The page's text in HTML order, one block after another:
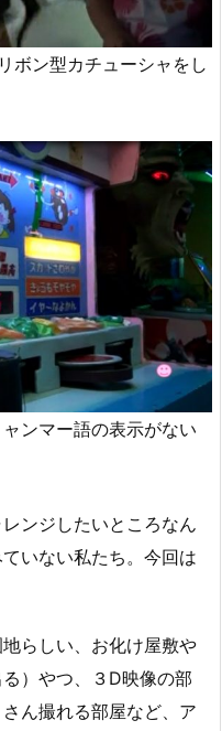
ボン型カチューシャをし
ンマー語の表示がない
ンジしたいところなん
いない私たち。今回は
らしい、お化け屋敷や
）やつ、３D映像の部
ん撮れる部屋など、ア